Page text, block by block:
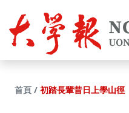
首頁
初踏長輩昔日上學山